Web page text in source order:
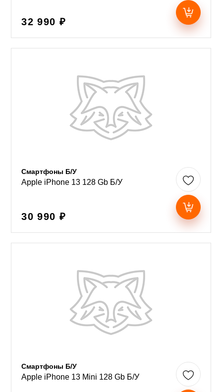
32 990 ₽
Смартфоны Б/У
Apple iPhone 13 128 Gb Б/У
30 990 ₽
Смартфоны Б/У
Apple iPhone 13 Mini 128 Gb Б/У